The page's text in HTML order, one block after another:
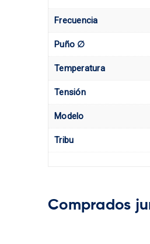
Frecuencia
Puño ∅
Temperatura
Tensión
Modelo
Tribu
comprados